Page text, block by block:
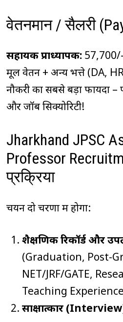
वेतनमान / सैलरी
सहायक प्राध्यापक:
मूल वेतन + अन्य भत्ते (DA,
नौकरी का सबसे बड़ा फायदा
और जॉब सिक्योरिटी!
Jharkhand JPSC
Professor
प्रक्रिया
चयन दो चरणों में होगा:
शैक्षणिक रिकॉर्ड और
(Graduation, Post-
NET/JRF/GATE,
Teaching
साक्षात्कार